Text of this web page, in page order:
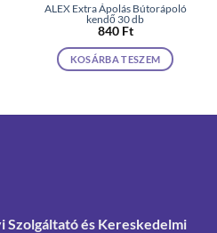
ALEX Extra Ápolás Bútorápoló
kendő 30 db
840 Ft
KOSÁRBA TESZEM
Szolgáltató és Kereskedelmi